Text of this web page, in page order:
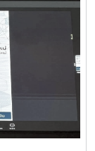
• นายอาทิตย์
ละอุตสาหกรรม
คณะ
อาจารย์ที่
ณะวิศวกรรมและ
League
ศึกษาด้าน